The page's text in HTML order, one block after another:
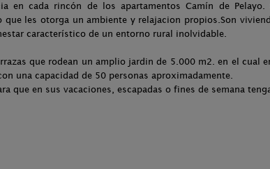
en cada rincón de los apartamentos Camín de
que les otorga un ambiente y relajacion propios.Son
característico de un entorno rural inolvidable.
que rodean un amplio jardin de 5.000 m2. en el cual
una capacidad de 50 personas aproximadamente.
que en sus vacaciones, escapadas o fines de semana